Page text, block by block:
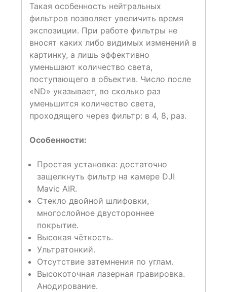
Такая особенность нейтральных
фильтров позволяет увеличить время
экспозиции. При работе фильтры не
вносят каких либо видимых изменений в
картинку, а лишь эффективно
уменьшают количество света,
поступающего в объектив. Число после
«ND» указывает, во сколько раз
уменьшится количество света,
проходящего через фильтр: в 4, 8, раз.
Особенности:
Простая установка: достаточно
защелкнуть фильтр на камере DJI
Mavic AIR.
Стекло двойной шлифовки,
многослойное двустороннее
покрытие.
Высокая чёткость.
Ультратонкий.
Отсутствие затемнения по углам.
Высокоточная лазерная гравировка.
Анодирование.